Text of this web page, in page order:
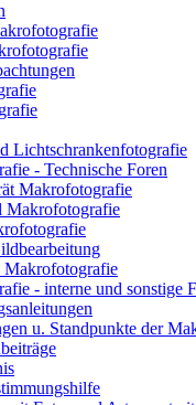
Lichtschrankenfotografie
- Technische Foren
Makrofotografie
Makrofotografie
Makrofotografie
- interne und sonstige
u. Standpunkte der